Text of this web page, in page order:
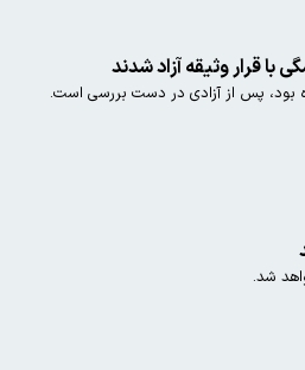
قرار وثیقه آزاد شدند
بود، پس از آزادی در دست بررسی است.
شد.